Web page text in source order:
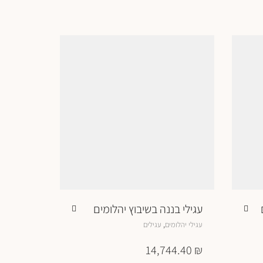
עגילי בננה בשיבוץ יהלומים
עגילי יהלומים עגילים
14,744.40 ₪